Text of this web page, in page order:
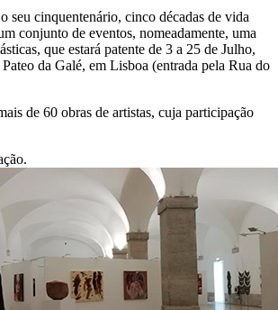
seu cinquentenário, cinco décadas de vida
conjunto de eventos, nomeadamente, uma
que estará patente de 3 a 25 de Julho,
da Galé, em Lisboa (entrada pela Rua do
de 60 obras de artistas, cuja participação